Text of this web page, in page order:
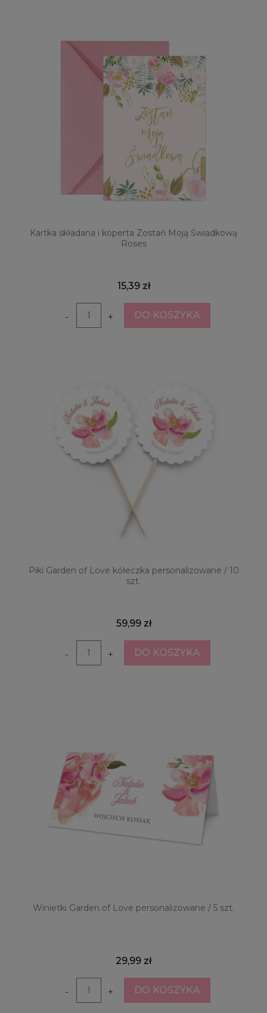
Kartka składana i koperta Zostań Moją Świadkową
Roses
15,39 zł
- + DO KOSZYKA
Piki Garden of Love kółeczka personalizowane / 10
szt.
59,99 zł
- + DO KOSZYKA
Winietki Garden of Love personalizowane / 5 szt.
29,99 zł
- + DO KOSZYKA